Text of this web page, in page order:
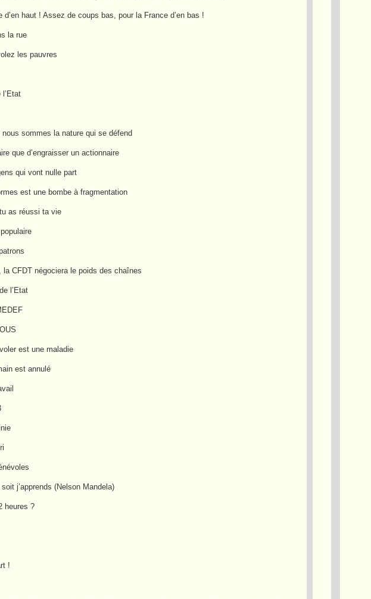
haut ! Assez de coups bas, pour la France d’en bas !
la rue
les pauvres
sommes la nature qui se défend
que d’engraisser un actionnaire
qui vont nulle part
est une bombe à fragmentation
as réussi ta vie
la CFDT négociera le poids des chaînes
l’Etat
est une maladie
est annulé
j’apprends (Nelson Mandela)
heures ?
!